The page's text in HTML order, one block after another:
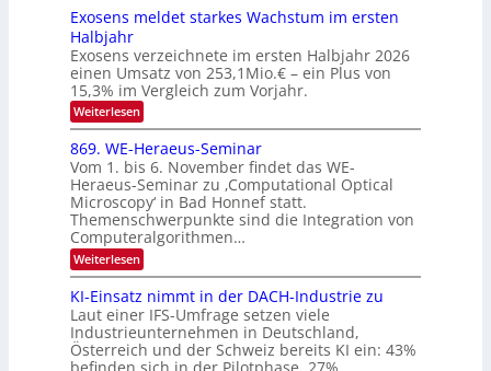
a
k
s
V
S
I
O
N
2
0
2
6
e
t
r
o
n
k
-
u
n
d
B
i
l
d
v
e
n
d
i
e
K
I
m
i
t
d
e
n
k
t
Exosens meldet starkes Wachstum im ersten
Halbjahr
Exosens verzeichnete im ersten Halbjahr 2026
einen Umsatz von 253,1Mio.€ – ein Plus von
15,3% im Vergleich zum Vorjahr.
Weiterlesen:
E
x
o
s
e
n
s
m
e
l
d
e
t
s
t
a
869. WE-Heraeus-Seminar
Vom 1. bis 6. November findet das WE-
Heraeus-Seminar zu ‚Computational Optical
Microscopy‘ in Bad Honnef statt.
Themenschwerpunkte sind die Integration von
Computeralgorithmen…
Weiterlesen:
8
9
.
W
E
-
KI-Einsatz nimmt in der DACH-Industrie zu
Laut einer IFS-Umfrage setzen viele
Industrieunternehmen in Deutschland,
Österreich und der Schweiz bereits KI ein: 43%
befinden sich in der Pilotphase, 27%…